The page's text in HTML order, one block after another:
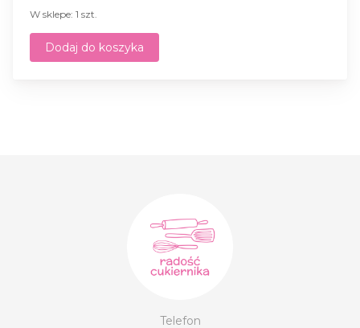
W sklepe: 1 szt.
Dodaj do koszyka
Telefon